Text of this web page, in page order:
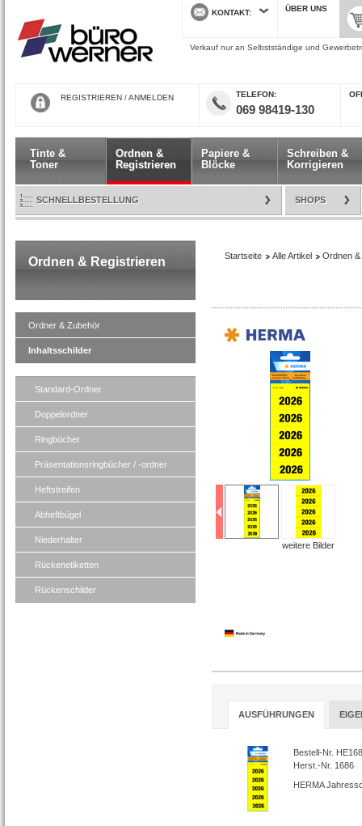
KONTAKT ÜBER UNS
Verkauf nur an Selbstständige und
REGISTRIEREN /ANMELDEN TELEFON
069 98419-130
Tinte &
Toner
Ordnen &
Registrieren
Papiere &
Blöcke
Schreiben &
Korrigieren
SCHNELLBESTELLUNG SHOPS
Ordnen & Registrieren
Ordner & Zubehör
Inhaltsschilder
Standard-Ordner
Doppelordner
Ringbücher
Präsentationsringbücher / -ordner
Heftstreifen
Abheftbügel
Niederhalter
Rückenetiketten
Rückenschilder
Startseite Alle Artikel Ordnen
weitere Bilder
AUSFÜHRUNGEN
Bestell-Nr.
Herst.-Nr. 1686
HERMA